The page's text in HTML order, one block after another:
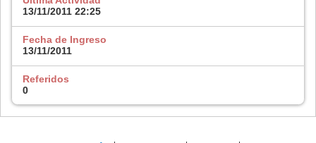
13/11/2011 22:25
Fecha de Ingreso
13/11/2011
Referidos
0